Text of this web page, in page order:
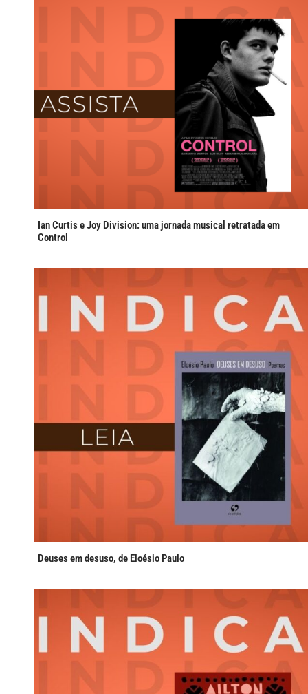
Ian Curtis e Joy Division: uma jornada musical retratada em
Control
Deuses em desuso, de Eloésio Paulo